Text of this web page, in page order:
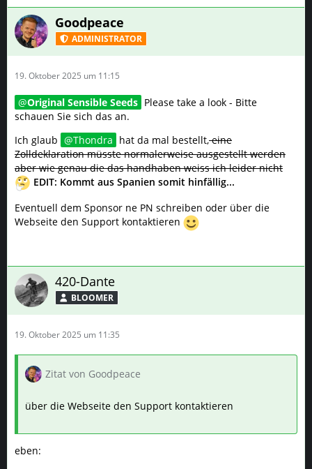
Goodpeace
ADMINISTRATOR
19. Oktober 2025 um 11:15
Original Sensible Seeds Please take a look - Bitte
schauen Sie sich das an.
Ich glaub
Thondra hat da mal bestellt,eine
Zolldeklaration müsste normalerweise ausgestellt werden
aber wie genau die das handhaben weiss ich leider nicht
EDIT: Kommt aus Spanien somit hinfällig...
Eventuell dem Sponsor ne PN schreiben oder über die
Webseite den Support kontaktieren
420-Dante
BLOOMER
19. Oktober 2025 um 11:35
Zitat von Goodpeace
über die Webseite den Support kontaktieren
eben: